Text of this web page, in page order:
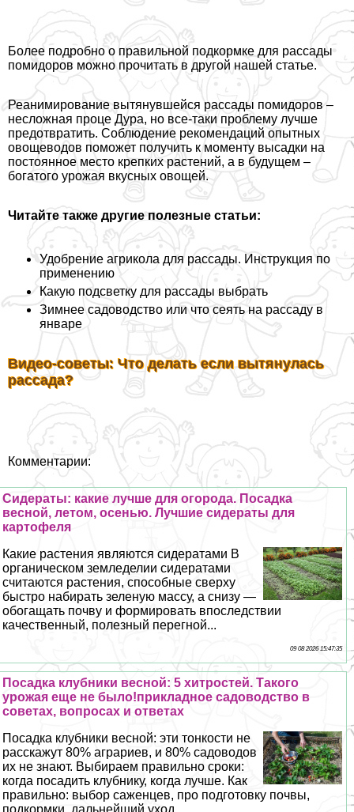
Более подробно о правильной подкормке для рассады
помидоров можно прочитать в другой нашей статье.
Реанимирование вытянувшейся рассады помидоров –
несложная проце Дypa, но все-таки проблему лучше
предотвратить. Соблюдение рекомендаций опытных
овощеводов поможет получить к моменту высадки на
постоянное место крепких растений, а в будущем –
богатого урожая вкусных овощей.
Читайте также другие полезные статьи:
Удобрение агрикола для рассады. Инструкция по
применению
Какую подсветку для рассады выбрать
Зимнее садоводство или что сеять на рассаду в
январе
Видео-советы: Что делать если вытянулась
рассада?
Комментарии:
Сидераты: какие лучше для огорода. Посадка
весной, летом, осенью. Лучшие сидераты для
картофеля
Какие растения являются сидератами В
органическом земледелии сидератами
считаются растения, способные сверху
быстро набирать зеленую массу, а снизу —
обогащать почву и формировать впоследствии
качественный, полезный перегной...
09 08 2026 15:47:35
Посадка клубники весной: 5 хитростей. Такого
урожая еще не было!прикладное садоводство в
советах, вопросах и ответах
Посадка клубники весной: эти тонкости не
расскажут 80% аграриев, и 80% садоводов
их не знают. Выбираем правильно сроки:
когда посадить клубнику, когда лучше. Как
правильно: выбор саженцев, про подготовку почвы,
подкормки, дальнейший уход....